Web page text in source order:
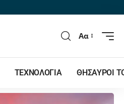
Αα
ΤΕΧΝΟΛΟΓΙΑ ΘΗΣΑΥΡΟΙ